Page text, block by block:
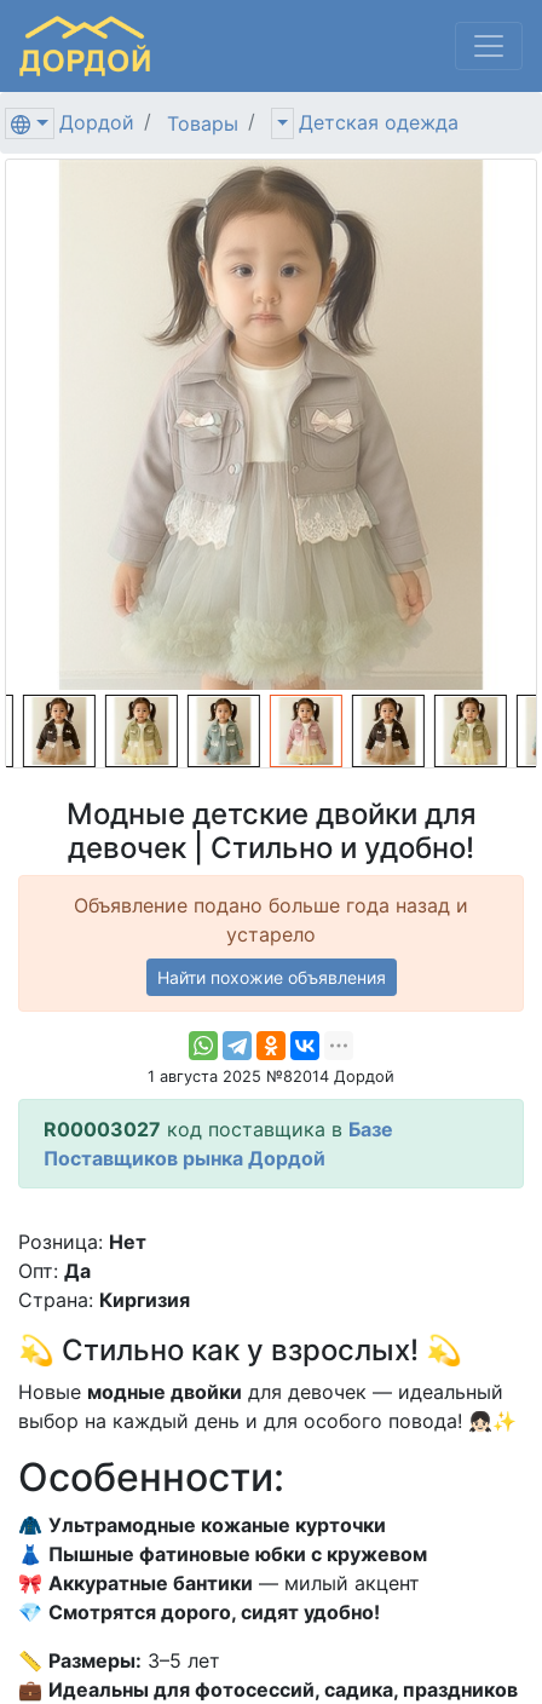
Дордой Товары Детская одежда
Модные детские двойки для
девочек | Стильно и удобно!
Объявление подано больше года назад и
устарело
Найти похожие объявления
1 августа 2025 №82014 Дордой
R00003027 код поставщика в Базе
Поставщиков рынка Дордой
Розница: Нет
Опт: Да
Страна: Киргизия
💫 Стильно как у взрослых! 💫
Новые модные двойки для девочек — идеальный
выбор на каждый день и для особого повода! 👧🏻✨
Особенности:
🧥 Ультрамодные кожаные курточки
👗 Пышные фатиновые юбки с кружевом
🎀 Аккуратные бантики — милый акцент
💎 Смотрятся дорого, сидят удобно!
📏 Размеры: 3–5 лет
💼 Идеальны для фотосессий, садика, праздников